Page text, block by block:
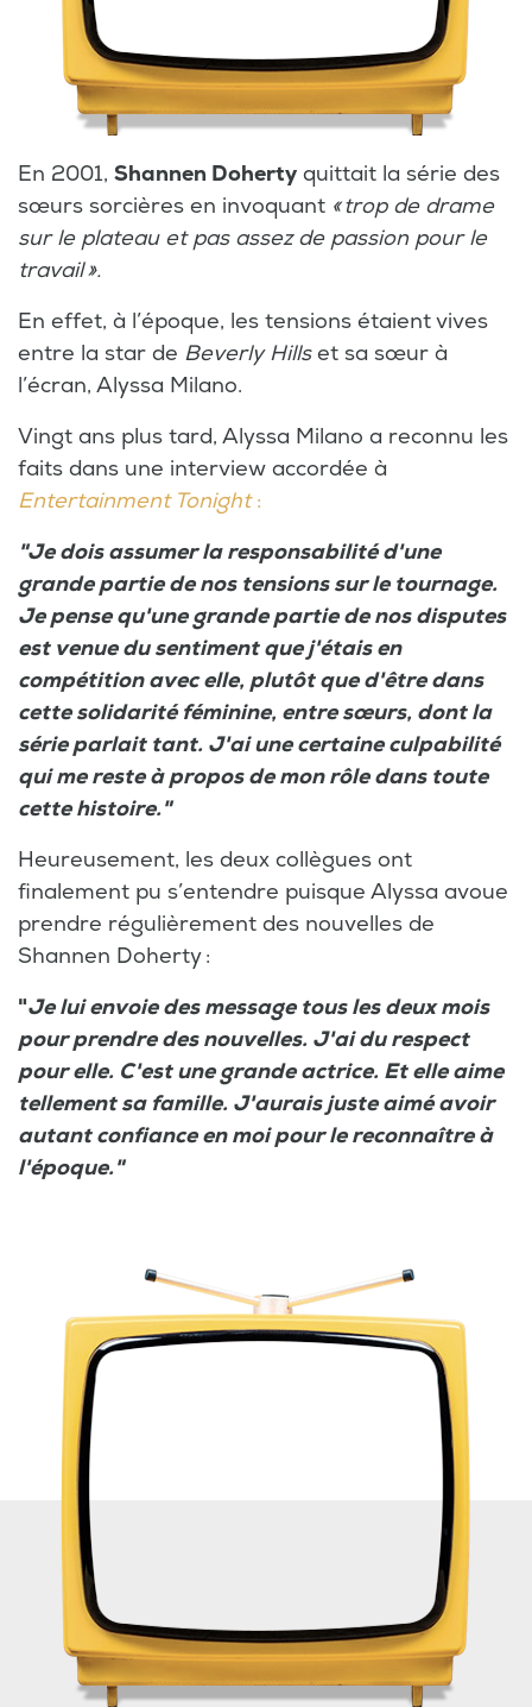
En 2001, Shannen Doherty quittait la série des
sœurs sorcières en invoquant « trop de drame
sur le plateau et pas assez de passion pour le
travail ».
En effet, à l’époque, les tensions étaient vives
entre la star de Beverly Hillset sa sœur à
l’écran, Alyssa Milano.
Vingt ans plus tard, Alyssa Milano a reconnu les
faits dans une interview accordée à
Entertainment Tonight:
"Je dois assumer la responsabilité d'une
grande partie de nos tensions sur le tournage.
Je pense qu'une grande partie de nos disputes
est venue du sentiment que j'étais en
compétition avec elle, plutôt que d'être dans
cette solidarité féminine, entre sœurs, dont la
série parlait tant. J'ai une certaine culpabilité
qui me reste à propos de mon rôle dans toute
cette histoire."
Heureusement, les deux collègues ont
finalement pu s’entendre puisque Alyssa avoue
prendre régulièrement des nouvelles de
Shannen Doherty :
"Je lui envoie des message tous les deux mois
pour prendre des nouvelles. J'ai du respect
pour elle. C'est une grande actrice. Et elle aime
tellement sa famille. J'aurais juste aimé avoir
autant confiance en moi pour le reconnaître à
l'époque."